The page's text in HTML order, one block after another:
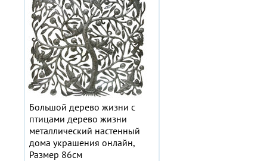
Большой дерево жизни с
птицами дерево жизни
металлический настенный
дома украшения онлайн,
Размер 86см